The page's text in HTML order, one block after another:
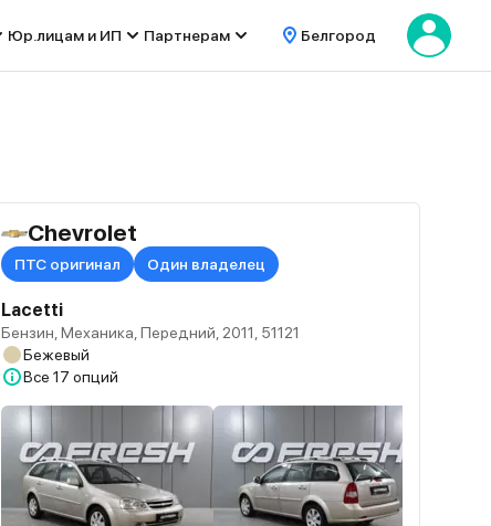
Юр.лицам и ИП Партнерам Белгород
Chevrolet
ПТС оригинал Один владелец
Lacetti
Бензин, Механика, Передний, 2011, 51121
Бежевый
Все17 опций